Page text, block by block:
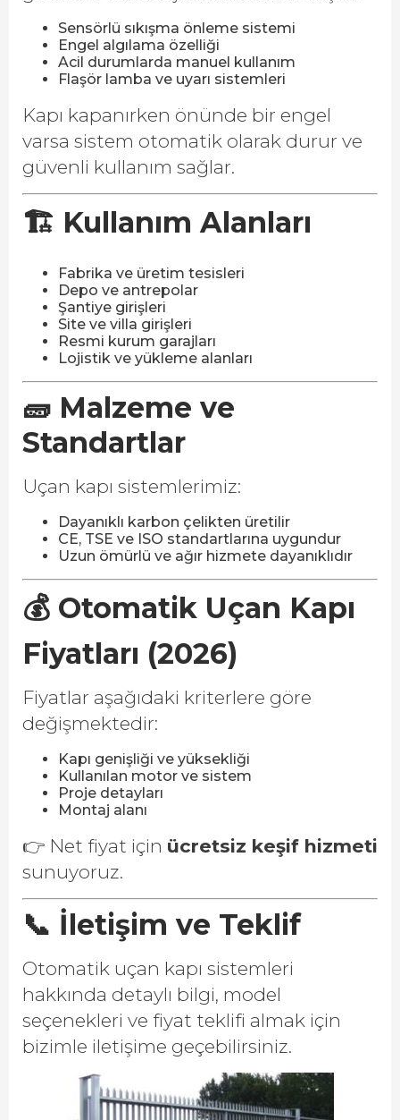
Sensörlü sıkışma önleme sistemi
Engel algılama özelliği
Acil durumlarda manuel kullanım
Flaşör lamba ve uyarı sistemleri
Kapı kapanırken önünde bir engel
varsa sistem otomatik olarak durur ve
güvenli kullanım sağlar.
🏗️ Kullanım Alanları
Fabrika ve üretim tesisleri
Depo ve antrepolar
Şantiye girişleri
Site ve villa girişleri
Resmi kurum garajları
Lojistik ve yükleme alanları
🧱 Malzeme ve
Standartlar
Uçan kapı sistemlerimiz:
Dayanıklı karbon çelikten üretilir
CE, TSE ve ISO standartlarına uygundur
Uzun ömürlü ve ağır hizmete dayanıklıdır
💰 Otomatik Uçan Kapı
Fiyatları (2026)
Fiyatlar aşağıdaki kriterlere göre
değişmektedir:
Kapı genişliği ve yüksekliği
Kullanılan motor ve sistem
Proje detayları
Montaj alanı
👉 Net fiyat için ücretsiz keşif hizmeti
sunuyoruz.
📞 İletişim ve Teklif
Otomatik uçan kapı sistemleri
hakkında detaylı bilgi, model
seçenekleri ve fiyat teklifi almak için
bizimle iletişime geçebilirsiniz.